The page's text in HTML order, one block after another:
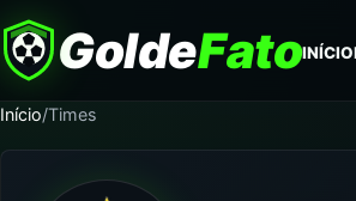
GoldeFatoINÍCIO
Início/Times